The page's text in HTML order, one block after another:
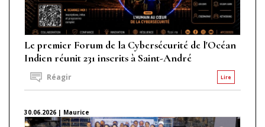
Le premier Forum de la Cybersécurité de l'Océan
Indien réunit 231 inscrits à Saint-André
Lire
Réagir
30.06.2026 | Maurice